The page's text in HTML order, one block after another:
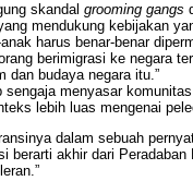
skandal grooming gangs
mendukung kebijakan
harus benar-benar
berimigrasi ke negara
dan budaya negara itu.”
sengaja menyasar
lebih luas mengenai
dalam sebuah
berarti akhir dari